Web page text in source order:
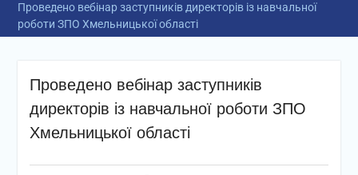
Проведено вебінар заступників директорів із навчальної
роботи ЗПО Хмельницької області
Проведено вебінар заступників
директорів із навчальної роботи ЗПО
Хмельницької області